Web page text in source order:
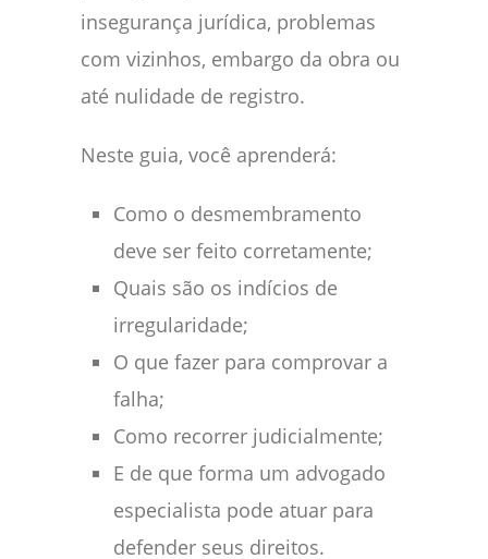
insegurança jurídica, problemas
com vizinhos, embargo da obra ou
até nulidade de registro.
Neste guia, você aprenderá:
Como o desmembramento
deve ser feito corretamente;
Quais são os indícios de
irregularidade;
O que fazer para comprovar a
falha;
Como recorrer judicialmente;
E de que forma um advogado
especialista pode atuar para
defender seus direitos.